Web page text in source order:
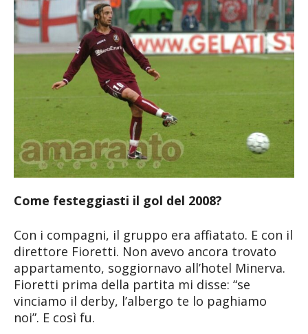
Come festeggiasti il gol del 2008?
Con i compagni, il gruppo era affiatato. E con il
direttore Fioretti. Non avevo ancora trovato
appartamento, soggiornavo all’hotel Minerva.
Fioretti prima della partita mi disse: “se
vinciamo il derby, l’albergo te lo paghiamo
noi”. E così fu.